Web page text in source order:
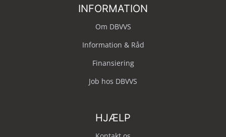
INFORMATION
Om DBVVS
Information & Råd
Finansiering
Job hos DBVVS
HJÆLP